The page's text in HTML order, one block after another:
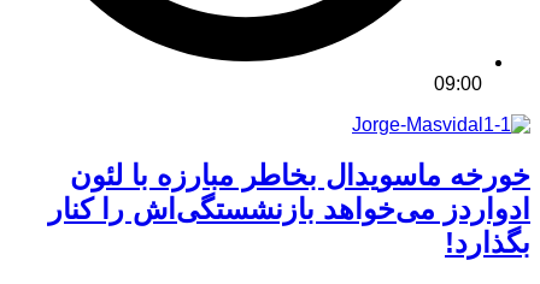
09:00
خورخه ماسویدال بخاطر مبارزه با لئون
ادواردز می‌خواهد بازنشستگی‌اش را کنار
بگذارد!